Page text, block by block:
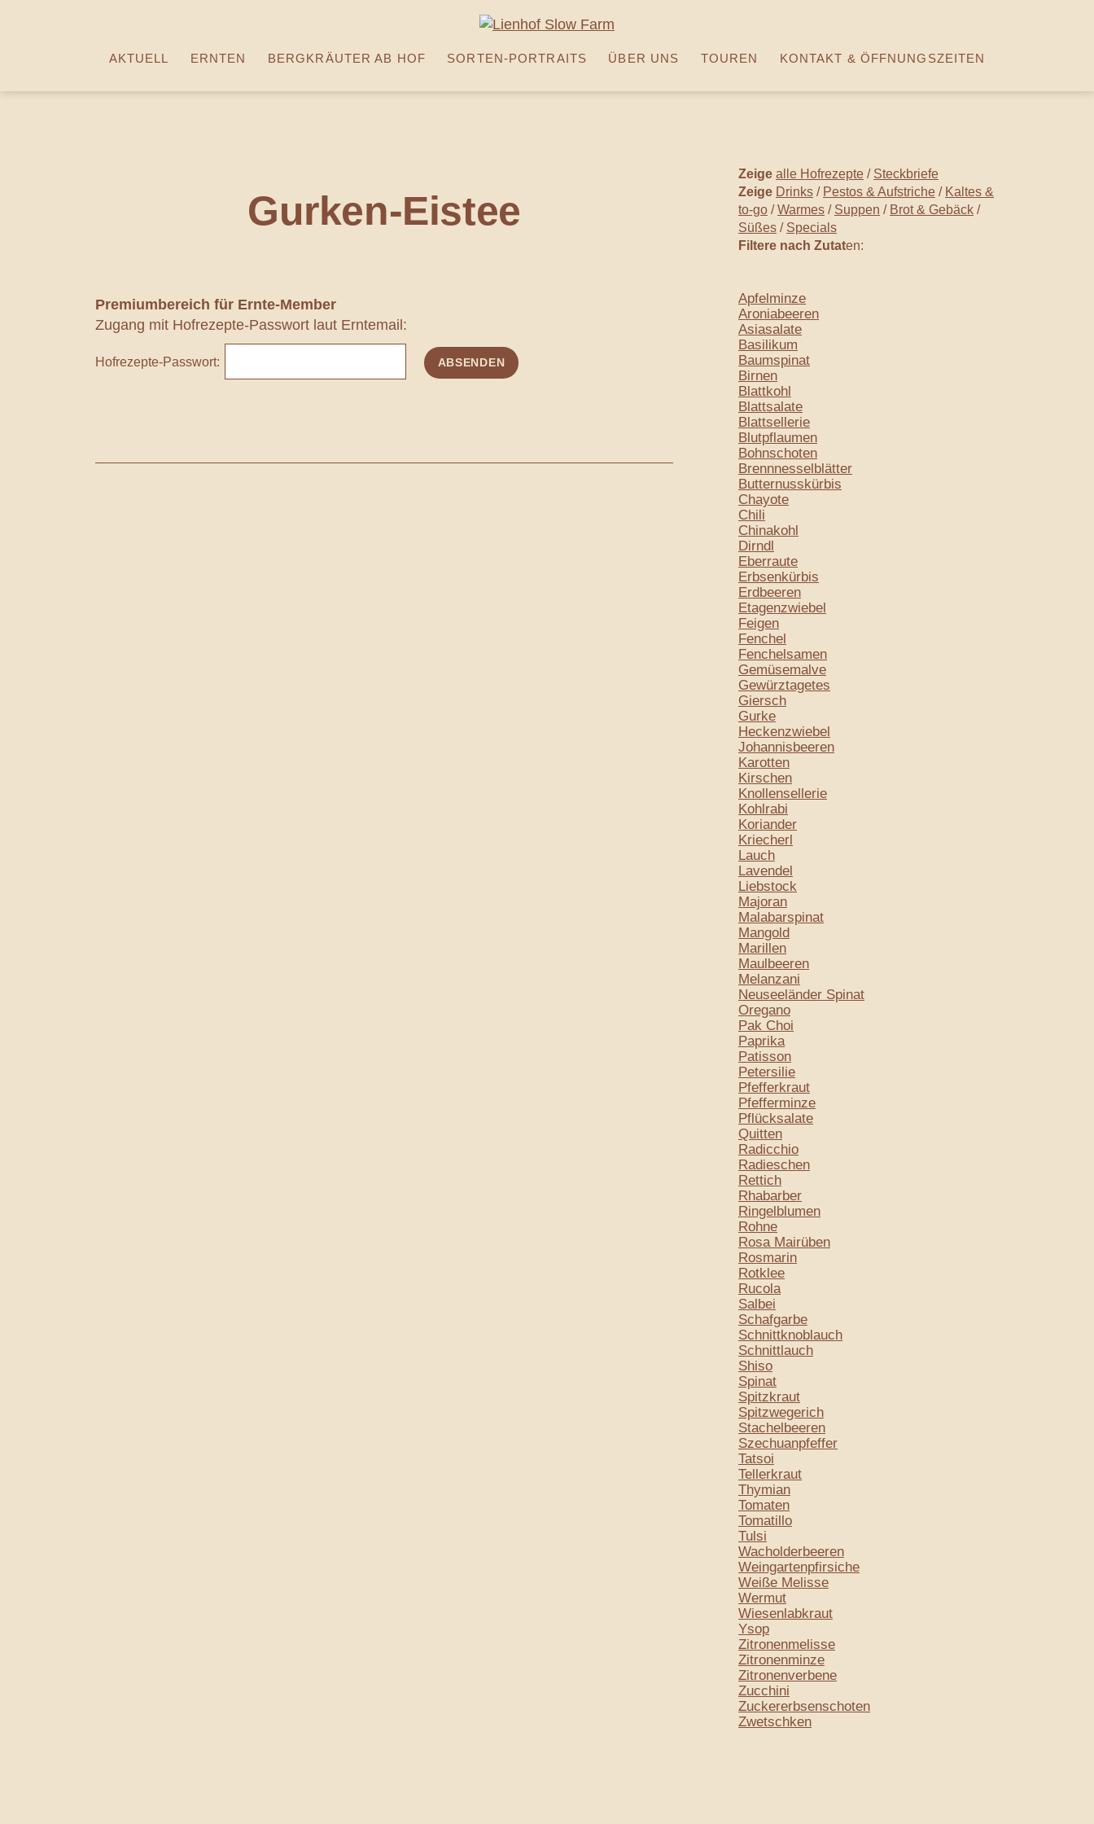
AKTUELL ERNTEN BERGKRÄUTER AB HOF SORTEN-PORTRAITS ÜBER UNS TOUREN KONTAKT & ÖFFNUNGSZEITEN
Gurken-Eistee
Premiumbereich für Ernte-Member
Zugang mit Hofrezepte-Passwort laut Erntemail:
Hofrezepte-Passwort:
Zeige alle Hofrezepte / Steckbriefe
Zeige Drinks / Pestos & Aufstriche / Kaltes &
to-go /Warmes / Suppen / Brot & Gebäck /
Süßes / Specials
Filtere nach Zutaten:
Apfelminze
Aroniabeeren
Asiasalate
Basilikum
Baumspinat
Birnen
Blattkohl
Blattsalate
Blattsellerie
Blutpflaumen
Bohnschoten
Brennnesselblätter
Butternusskürbis
Chayote
Chili
Chinakohl
Dirndl
Eberraute
Erbsenkürbis
Erdbeeren
Etagenzwiebel
Feigen
Fenchel
Fenchelsamen
Gemüsemalve
Gewürztagetes
Giersch
Gurke
Heckenzwiebel
Johannisbeeren
Karotten
Kirschen
Knollensellerie
Kohlrabi
Koriander
Kriecherl
Lauch
Lavendel
Liebstock
Majoran
Malabarspinat
Mangold
Marillen
Maulbeeren
Melanzani
Neuseeländer Spinat
Oregano
Pak Choi
Paprika
Patisson
Petersilie
Pfefferkraut
Pfefferminze
Pflücksalate
Quitten
Radicchio
Radieschen
Rettich
Rhabarber
Ringelblumen
Rohne
Rosa Mairüben
Rosmarin
Rotklee
Rucola
Salbei
Schafgarbe
Schnittknoblauch
Schnittlauch
Shiso
Spinat
Spitzkraut
Spitzwegerich
Stachelbeeren
Szechuanpfeffer
Tatsoi
Tellerkraut
Thymian
Tomaten
Tomatillo
Tulsi
Wacholderbeeren
Weingartenpfirsiche
Weiße Melisse
Wermut
Wiesenlabkraut
Ysop
Zitronenmelisse
Zitronenminze
Zitronenverbene
Zucchini
Zuckererbsenschoten
Zwetschken